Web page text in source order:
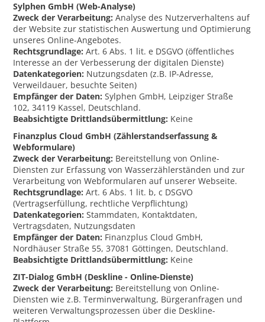
Sylphen GmbH (Web-Analyse)
Zweck der Verarbeitung: Analyse des Nutzerverhaltens auf
der Website zur statistischen Auswertung und Optimierung
unseres Online-Angebotes.
Rechtsgrundlage: Art. 6 Abs. 1 lit. e DSGVO (öffentliches
Interesse an der Verbesserung der digitalen Dienste)
Datenkategorien: Nutzungsdaten (z.B. IP-Adresse,
Verweildauer, besuchte Seiten)
Empfänger der Daten: Sylphen GmbH, Leipziger Straße
102, 34119 Kassel, Deutschland.
Beabsichtigte Drittlandsübermittlung: Keine
Finanzplus Cloud GmbH (Zählerstandserfassung &
Webformulare)
Zweck der Verarbeitung: Bereitstellung von Online-
Diensten zur Erfassung von Wasserzählerständen und zur
Verarbeitung von Webformularen auf unserer Webseite.
Rechtsgrundlage: Art. 6 Abs. 1 lit. b, c DSGVO
(Vertragserfüllung, rechtliche Verpflichtung)
Datenkategorien: Stammdaten, Kontaktdaten,
Vertragsdaten, Nutzungsdaten
Empfänger der Daten: Finanzplus Cloud GmbH,
Nordhäuser Straße 55, 37081 Göttingen, Deutschland.
Beabsichtigte Drittlandsübermittlung: Keine
ZIT-Dialog GmbH (Deskline - Online-Dienste)
Zweck der Verarbeitung: Bereitstellung von Online-
Diensten wie z.B. Terminverwaltung, Bürgeranfragen und
weiteren Verwaltungsprozessen über die Deskline-